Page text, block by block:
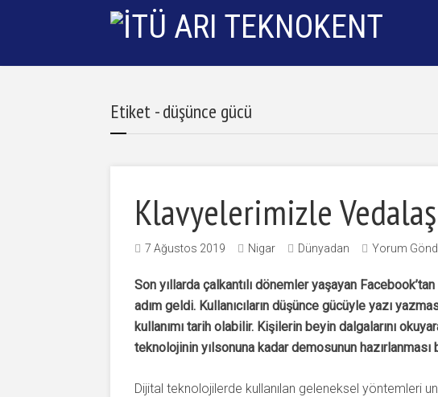
Etiket - düşünce gücü
Klavyelerimizle
7 Ağustos 2019 Nigar Dünyadan Yorum
Son yıllarda çalkantılı dönemler yaşayan
adım geldi. Kullanıcıların düşünce gücüyle yazı
kullanımı tarih olabilir. Kişilerin beyin dalgalarını
teknolojinin yılsonuna kadar demosunun hazırlanması
Dijital teknolojilerde kullanılan geleneksel yöntemleri